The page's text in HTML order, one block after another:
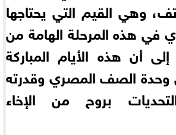
وهي القيم التي يحتاجها
في هذه المرحلة الهامة من
أن هذه الأيام المباركة
وحدة الصف المصري وقدرته
بروح من الإخاء